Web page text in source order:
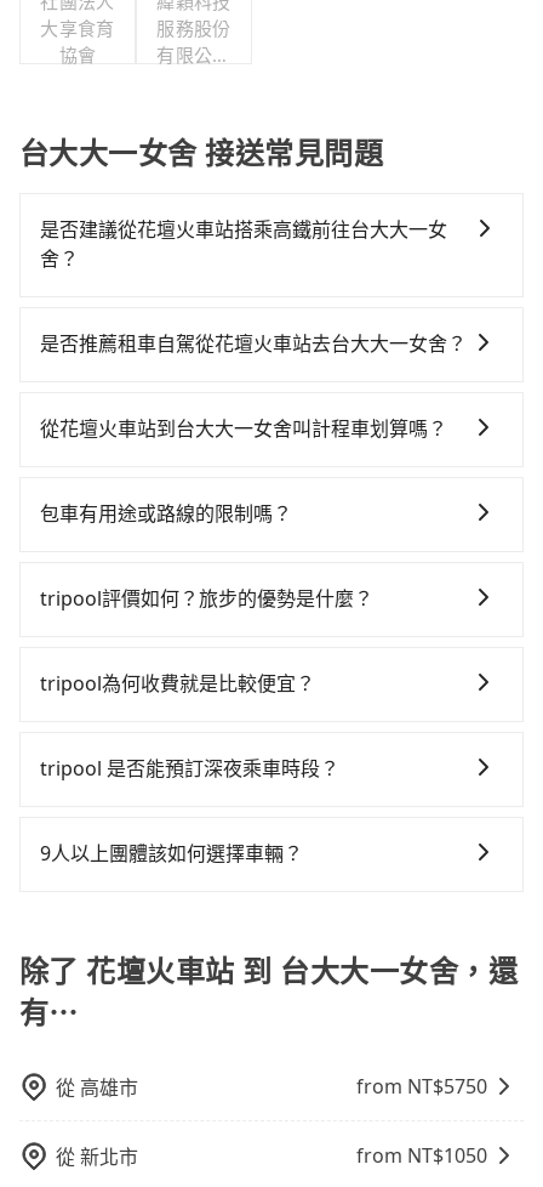
大享食育
協會
服務股份
有限公司
台大大一女舍 接送常見問題
是否建議從花壇火車站搭乘高鐵前往台大大一女
舍？
舒適、較貴、費時，且難叫計程車前往高鐵站！從最早
的台中高鐵站，叫一輛計程車花費約500元、車程約28
高鐵從台中站前往台北高鐵站，每人票價700元，再用
安區) 的目的地。全程加上轉車時間共2小時16分鐘，假
密度為雙北的3.7%，換句話說，臨時要叫小黃的難度是
價或恣意繞路。但如果全程使用tripool並到府專車接
資，而且更會額外浪費6分鐘在轉乘與等車上，現在還不
用。
是否推薦租車自駕從花壇火車站去台大大一女舍？
時不需要閉目養神（因為要自己開車），最重要的是你
$115~205承租小轎車，每公里再額外加收$3.2，從花壇
路返回），雖已將eTag和可能的每小時40元路邊停車費
Yaris、Prius C、Vios這類乘坐體驗較差的車款，如果人
發現仍有上一組乘客遺留的垃圾或者撞凹的車門仍未被
還，又或者要還車時卻偏偏找不到停車位，對於急著用
距離，在遇到下雨天或者載行李時，就顯得非常不便。
從花壇火車站到台大大一女舍叫計程車划算嗎？
灣大車隊、Uber和Yoxi，如果在路邊攔不到車，也可考
算，價格約為3,810~4,600元間，但如改預約tripool可
密度為雙北的3.7%，也就是說要臨時叫到小黃的難度是
預約，以免當場被坑受騙。綜合以上，無論在價格或服
包車有用途或路線的限制嗎？
地方，只要是長途交通且途中遵守台灣法律，無論是清
檢疫、預約叫車、機場接送、定期洗腎、包月上下班，
司報帳打統編，在結帳時可以受理，並於乘車後一週內
tripool評價如何？旅步的優勢是什麼？
定及可靠的，大多數的使用者都給予了高分評價。此
車前一日凌晨6點前取消均可無條件全額退費的承諾，讓
tripool為何收費就是比較便宜？
一次使用tripool的會擔心價格比市價便宜不少，是不是
淘汰顧客評分較低的司機，且車輛均要求5年內新車，司
車率，也就是提高俗稱「回頭車」的比例。這不僅體現
在成本的控制，更是在傳統旺季（年假、端午、中秋、
雙十等）能用更少的司機來服務更多的旅客，意味著使
低，如此便反應在服務品質的控管會更佳。但tripool網
保證前一天中午以前均可全額取消退費，如已經決定好
要從花壇火車站去台大大一女舍，請儘早下訂以把握最
tripool 是否能預訂深夜乘車時段？
9人以上團體該如何選擇車輛？
客車最多座位數量就是9人，如扣掉司機就只能乘坐8位
乘客，如果要10人以上就是營業大客車的範疇，也就是
中型巴士或大型遊覽車。非法改裝的車輛，不僅與車輛
請下車終止行程事小，如果發生意外，保險公司可不予
賠償就事大了。千萬別為了省小錢而把朋友親人的安全
給賭上。通常人數沒有超過10位，建議預約一台九人座
與一台小轎車比較划算，如人數超過12位就一定是叫一
除了 花壇火車站 到 台大大一女舍，還
有⋯
從 高雄市 from NT$5750
從新北市 from NT$1050